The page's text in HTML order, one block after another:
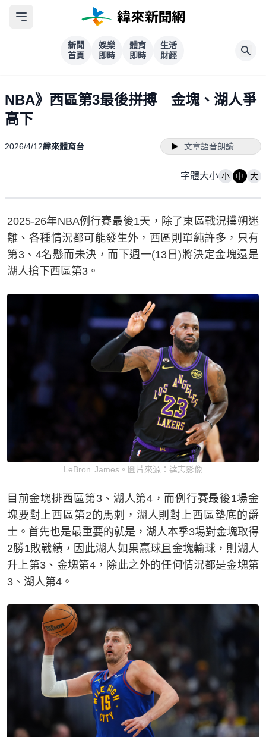
新聞
首頁
娛樂
即時
體育
即時
生活
財經
NBA》西區第3最後拼搏 金塊、湖人爭
高下
2026/4/12緯來體育台 文章語音朗讀
字體大小 小 中 大
2025-26年NBA例行賽最後1天，除了東區戰況撲朔迷
離、各種情況都可能發生外，西區則單純許多，只有
第3、4名懸而未決，而下週一(13日)將決定金塊還是
湖人搶下西區第3。
LeBron James。圖片來源：達志影像
目前金塊排西區第3、湖人第4，而例行賽最後1場金
塊要對上西區第2的馬刺，湖人則對上西區墊底的爵
士。首先也是最重要的就是，湖人本季3場對金塊取得
2勝1敗戰績，因此湖人如果贏球且金塊輸球，則湖人
升上第3、金塊第4，除此之外的任何情況都是金塊第
3、湖人第4。